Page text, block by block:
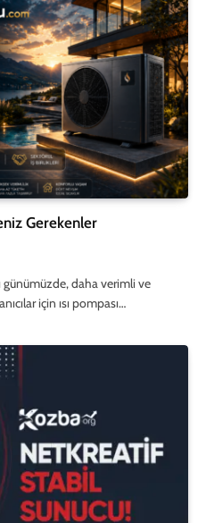
Gerekenler
günümüzde, daha verimli ve
için ısı pompası…